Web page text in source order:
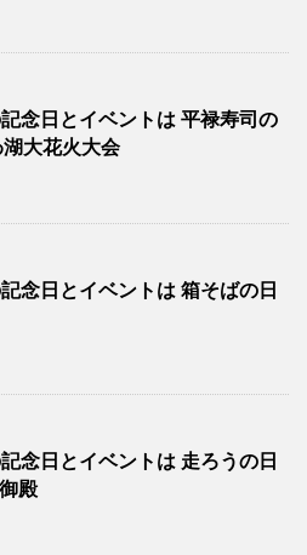
念日とイベントは 平禄寿司の
湖大花火大会
念日とイベントは 箱そばの日
念日とイベントは 走ろうの日
殿